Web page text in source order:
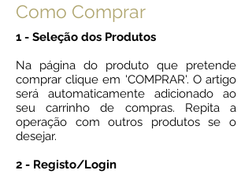
Como Comprar
1 - Seleção dos Produtos
Na página do produto que pretende
comprar clique em 'COMPRAR'. O artigo
será automaticamente adicionado ao
seu carrinho de compras. Repita a
operação com outros produtos se o
desejar.
2 - Registo/Login